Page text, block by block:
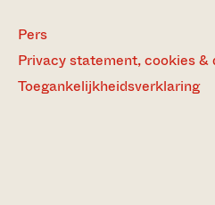
Pers
Privacy statement, cookies &
Toegankelijkheidsverklaring